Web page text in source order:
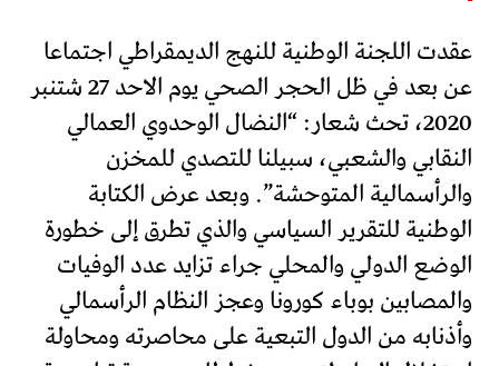
عقدت اللجنة الوطنية للنهج الديمقراطي اجتماعا
عن بعد في ظل الحجر الصحي يوم الاحد 27 شتنبر
2020، تحث شعار: “النضال الوحدوي العمالي
النقابي والشعبي، سبيلنا للتصدي للمخزن
والرأسمالية المتوحشة”. وبعد عرض الكتابة
الوطنية للتقرير السياسي والذي تطرق إلى خطورة
الوضع الدولي والمحلي جراء تزايد عدد الوفيات
والمصابين بوباء كورونا وعجز النظام الرأسمالي
وأذنابه من الدول التبعية على محاصرته ومحاولة